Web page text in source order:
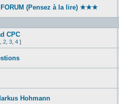
(Pensez à la lire) ★★★
CPC
2 3 4 ]
Hohmann